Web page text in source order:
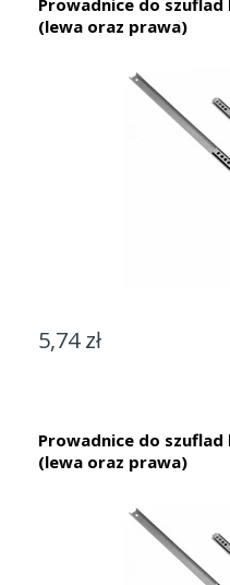
(lewa oraz prawa)
5,74 zł
Prowadnice do szuflad
(lewa oraz prawa)